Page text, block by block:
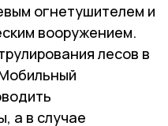
огнетушителем и
вооружением.
лесов в
а в случае